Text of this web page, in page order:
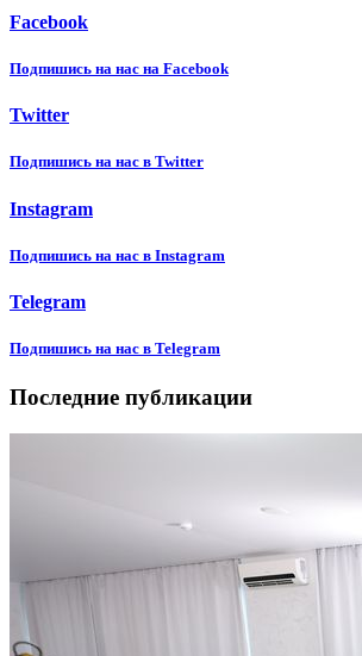
Facebook
Подпишиcь на нас на Facebook
Twitter
Подпишиcь на нас в Twitter
Instagram
Подпишиcь на нас в Instagram
Telegram
Подпишиcь на нас в Telegram
Последние публикации